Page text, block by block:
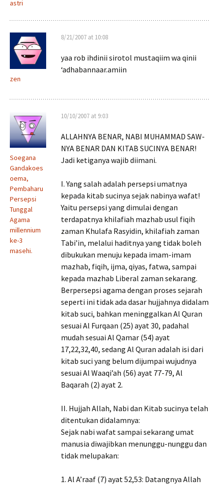
astri
zen
8/21/2007 at 10:08
yaa rob ihdinii sirotol mustaqiim wa qinii
‘adhabannaar.amiin
Soegana
Gandakoes
oema,
Pembaharu
Persepsi
Tunggal
Agama
millennium
ke-3
masehi.
10/10/2007 at 9:03
ALLAHNYA BENAR, NABI MUHAMMAD SAW-
NYA BENAR DAN KITAB SUCINYA BENAR!
Jadi ketiganya wajib diimani.
I. Yang salah adalah persepsi umatnya
kepada kitab sucinya sejak nabinya wafat!
Yaitu persepsi yang dimulai dengan
terdapatnya khilafiah mazhab usul fiqih
zaman Khulafa Rasyidin, khilafiah zaman
Tabi’in, melalui haditnya yang tidak boleh
dibukukan menuju kepada imam-imam
mazhab, fiqih, ijma, qiyas, fatwa, sampai
kepada mazhab Liberal zaman sekarang.
Berpersepsi agama dengan proses sejarah
seperti ini tidak ada dasar hujjahnya didalam
kitab suci, bahkan meninggalkan Al Quran
sesuai Al Furqaan (25) ayat 30, padahal
mudah sesuai Al Qamar (54) ayat
17,22,32,40, sedang Al Quran adalah isi dari
kitab suci yang belum dijumpai wujudnya
sesuai Al Waaqi’ah (56) ayat 77-79, Al
Baqarah (2) ayat 2.
II. Hujjah Allah, Nabi dan Kitab sucinya telah
ditentukan didalamnya:
Sejak nabi wafat sampai sekarang umat
manusia diwajibkan menunggu-nunggu dan
tidak melupakan:
1. Al A’raaf (7) ayat 52,53: Datangnya Allah